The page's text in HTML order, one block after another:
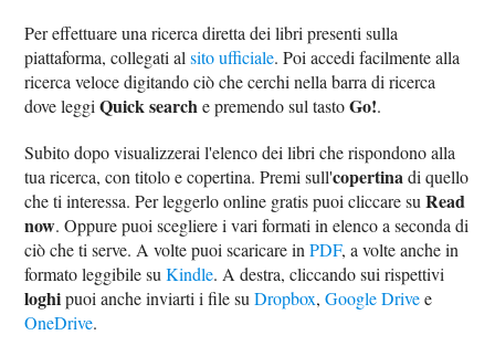
Per effettuare una ricerca diretta dei libri presenti sulla
piattaforma, collegati alsito ufficiale. Poi accedi facilmente alla
ricerca veloce digitando ciò che cerchi nella barra di ricerca
dove leggiQuick searche premendo sul tastoGo!.
Subito dopo visualizzerai l'elenco dei libri che rispondono alla
tua ricerca, con titolo e copertina. Premi sull'copertinadi quello
che ti interessa. Per leggerlo online gratis puoi cliccare suRead
now. Oppure puoi scegliere i vari formati in elenco a seconda di
ciò che ti serve. A volte puoi scaricare inPDF, a volte anche in
formato leggibile suKindle. A destra, cliccando sui rispettivi
loghipuoi anche inviarti i file suDropbox,Google Drivee
OneDrive.